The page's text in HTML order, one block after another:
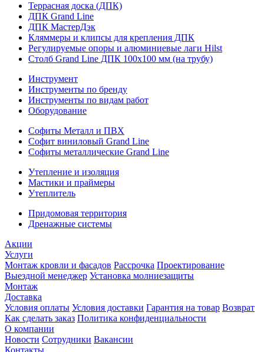
Террасная доска (ДПК)
ДПК Grand Line
ДПК МастерДэк
Кляммеры и клипсы для крепления ДПК
Регулируемые опоры и алюминиевые лаги Hilst
Столб Grand Line ДПК 100х100 мм (на трубу)
Инструмент
Инструменты по бренду
Инструменты по видам работ
Оборудование
Софиты Металл и ПВХ
Софит виниловый Grand Line
Софиты металлические Grand Line
Утепление и изоляция
Мастики и праймеры
Утеплитель
Придомовая территория
Дренажные системы
Акции
Услуги
Монтаж кровли и фасадов Рассрочка Проектирование
Выездной менеджер Установка молниезащиты
Монтаж
Доставка
Условия оплаты Условия доставки Гарантия на товар Возврат
Как сделать заказ Политика конфиденциальности
О компании
Новости Сотрудники Вакансии
Контакты